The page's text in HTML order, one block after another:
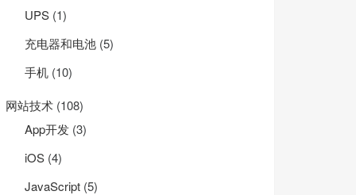
UPS (1)
充电器和电池 (5)
手机 (10)
网站技术 (108)
App开发 (3)
iOS (4)
JavaScript (5)